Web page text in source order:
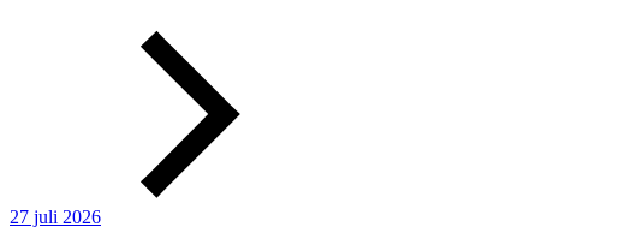
27 juli 2026